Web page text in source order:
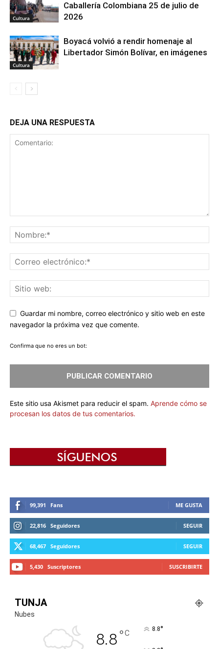
Cultura
Caballería Colombiana 25 de julio de
2026
Cultura
Boyacá volvió a rendir homenaje al
Libertador Simón Bolívar, en imágenes
DEJA UNA RESPUESTA
Guardar mi nombre, correo electrónico y sitio web en este
navegador la próxima vez que comente.
Confirma que no eres un bot:
Este sitio usa Akismet para reducir el spam. Aprende cómo se
procesan los datos de tus comentarios.
99,391 Fans ME GUSTA
22,816 Seguidores SEGUIR
68,467 Seguidores SEGUIR
5,430 Suscriptores SUSCRIBIRTE
TUNJA
Nubes
8.8°C 8.8°